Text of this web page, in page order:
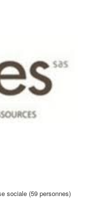
sociale (59 personnes)